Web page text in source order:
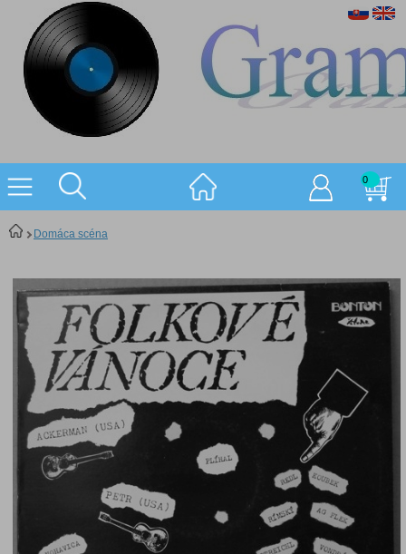
0
Domáca scéna